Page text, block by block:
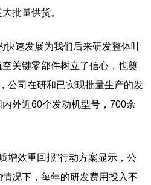
批量供货。
速发展为我们后来研发整体叶
关键零部件树立了信心，也奠
公司在研和已实现批量生产的发
外近60个发动机型号，700余
效重回报”行动方案显示，公
况下，每年的研发费用投入不